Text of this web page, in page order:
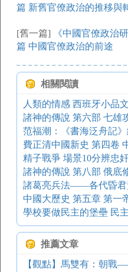
篇 新舊官僚政治的推移與
[舊一篇]
《中國官僚政治
篇 中國官僚政治的前途
相關閱讀
人類的情感 西班牙小品文
諸神的傳說 第六部 七雄
范福潮：《書海泛舟記
精子戰爭 場景10分辨忠
諸神的傳說 第八部 俄底
諸葛亮兵法——各代昏君
中國大歷史 第五章 第一
推薦文章